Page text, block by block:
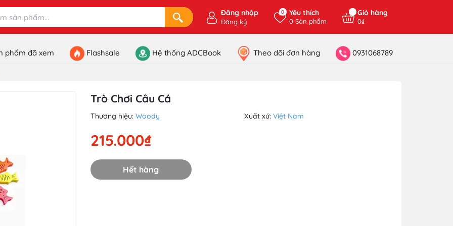
Đăng nhập
Đăng ký
0 Yêu thích
0Sản phẩm
Giỏ hàng
0₫
phẩm đã xem Flashsale Hệ thống ADCBook Theo dõi đơn hàng 0931068789
Trò Chơi Câu Cá
Thương hiệu: Woody Xuất xứ: Việt Nam
215.000₫
Hết hàng